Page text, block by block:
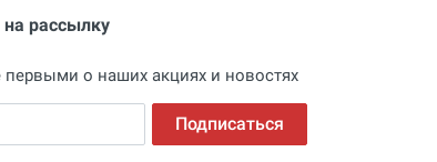
рассылку
первыми о наших акциях и новостях
Подписаться